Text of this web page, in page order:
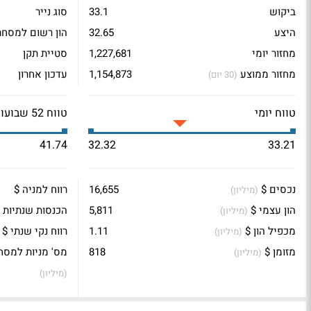
ביקוש
33.1
היצע
32.65
מחזור יומי
1,227,681
מחזור ממוצע (30 יום) 1,154,873
סוג נייר
הון רשום
סטיית תקן
עדכון אחרון
טווח יומי
33.21
32.32
טווח 52 שבועות
41.74
נכסים $ (מיליון)
16,655
הון עצמי $ (מיליון)
5,811
מכפיל הון $ (מיליון)
1.11
מזומן $ (מיליון) 818
רווח למניה $
הכנסות
רווח נקי שנתי
מס' מניות
(מיליון)